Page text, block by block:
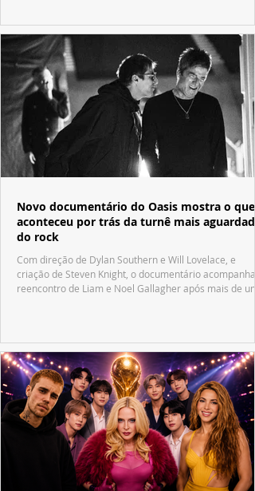
Novo documentário do Oasis mostra o que
aconteceu por trás da turnê mais aguardada
do rock
Com direção de Dylan Southern e Will Lovelace, e
criação de Steven Knight, o documentário acompanha
reencontro de Liam e Noel Gallagher após mais de